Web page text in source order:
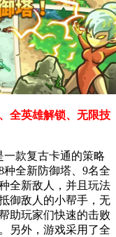
全英雄解锁、无限技
一款复古卡通的策略
全新防御塔、9名全
全新敌人，并且玩法
御敌人的小帮手，无
助玩家们快速的击败
另外，游戏采用了全